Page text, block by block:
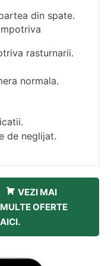
din spate.
rasturnarii.
normala.
de neglijat.
VEZI MAI
MULTE OFERTE
AICI.